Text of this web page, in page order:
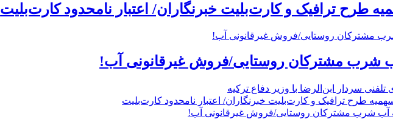
طرح ترافیک و کارت‌بلیت خبرنگاران/ اعتبار نامحدود کارت‌بلیت
شرب مشترکان روستایی/فروش غیرقانونی آب!
سردار ابن‌الرضا با وزیر دفاع ترکیه
طرح ترافیک و کارت‌بلیت خبرنگاران/ اعتبار نامحدود کارت‌بلیت
آب شرب مشترکان روستایی/فروش غیرقانونی آب!